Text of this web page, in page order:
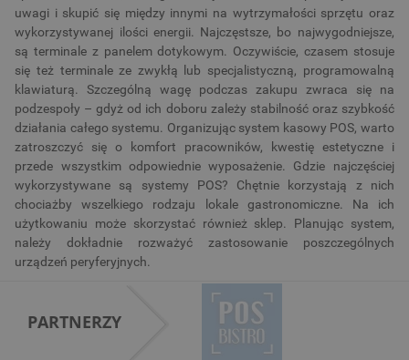
uwagi i skupić się między innymi na wytrzymałości sprzętu oraz
wykorzystywanej ilości energii. Najczęstsze, bo najwygodniejsze,
są terminale z panelem dotykowym. Oczywiście, czasem stosuje
się też terminale ze zwykłą lub specjalistyczną, programowalną
klawiaturą. Szczególną wagę podczas zakupu zwraca się na
podzespoły – gdyż od ich doboru zależy stabilność oraz szybkość
działania całego systemu. Organizując system kasowy POS, warto
zatroszczyć się o komfort pracowników, kwestię estetyczne i
przede wszystkim odpowiednie wyposażenie. Gdzie najczęściej
wykorzystywane są systemy POS? Chętnie korzystają z nich
chociażby wszelkiego rodzaju lokale gastronomiczne. Na ich
użytkowaniu może skorzystać również sklep. Planując system,
należy dokładnie rozważyć zastosowanie poszczególnych
urządzeń peryferyjnych.
PARTNERZY